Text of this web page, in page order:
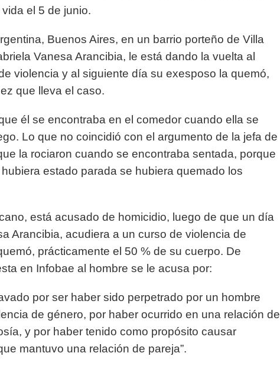
el 5 de junio.
Buenos Aires, en un barrio porteño de Villa
Vanesa Arancibia, le está dando la vuelta al
violencia y al siguiente día su exesposo la quemó,
que lleva el caso.
él se encontraba en el comedor cuando ella se
Lo que no coincidió con el argumento de la jefa de
la rociaron cuando se encontraba sentada, porque
estado parada se hubiera quemado los
está acusado de homicidio, luego de que un día
Arancibia, acudiera a un curso de violencia de
prácticamente el 50 % de su cuerpo. De
en Infobae al hombre se le acusa por:
por ser haber sido perpetrado por un hombre
de género, por haber ocurrido en una relación de
y por haber tenido como propósito causar
mantuvo una relación de pareja”.